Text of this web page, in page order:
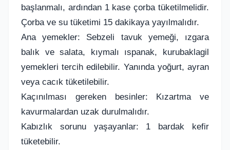
başlanmalı, ardından 1 kase çorba tüketilmelidir.
Çorba ve su tüketimi 15 dakikaya yayılmalıdır.
Ana yemekler: Sebzeli tavuk yemeği, ızgara
balık ve salata, kıymalı ıspanak, kurubaklagil
yemekleri tercih edilebilir. Yanında yoğurt, ayran
veya cacık tüketilebilir.
Kaçınılması gereken besinler: Kızartma ve
kavurmalardan uzak durulmalıdır.
Kabızlık sorunu yaşayanlar: 1 bardak kefir
tüketebilir.